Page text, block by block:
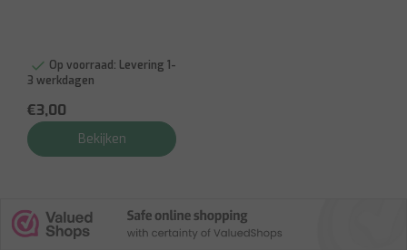
Op voorraad: Levering 1-
3 werkdagen
€3,00
Bekijken